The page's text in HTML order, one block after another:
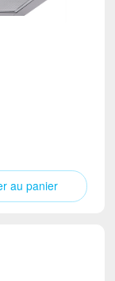
au panier